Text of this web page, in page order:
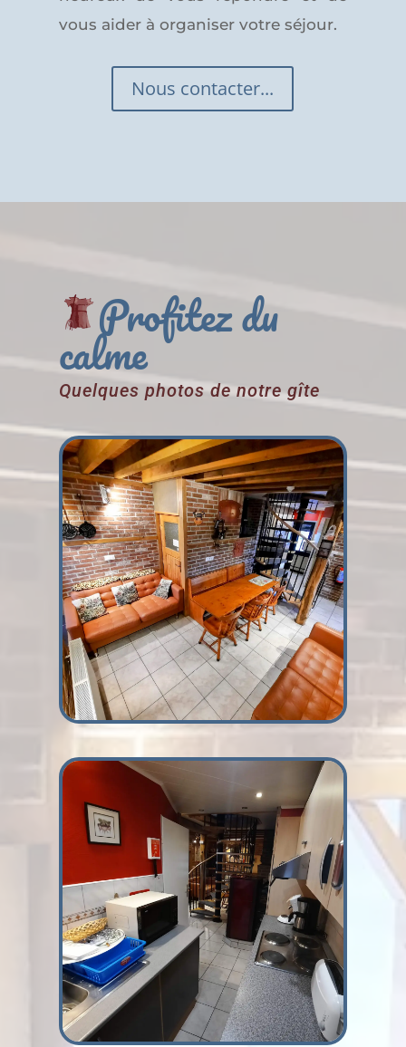
vous aider à organiser votre séjour.
Nous contacter...
Profitez du
calme
Quelques photos de notre gîte